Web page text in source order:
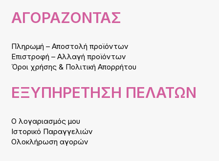
ΑΓΟΡΑΖΟΝΤΑΣ
Πληρωμή – Αποστολή προϊόντων
Επιστροφή – Αλλαγή προϊόντων
Όροι χρήσης & Πολιτική Απορρήτου
ΕΞΥΠΗΡΕΤΗΣΗ ΠΕΛΑΤΩΝ
Ο λογαριασμός μου
Ιστορικό Παραγγελιών
Ολοκλήρωση αγορών